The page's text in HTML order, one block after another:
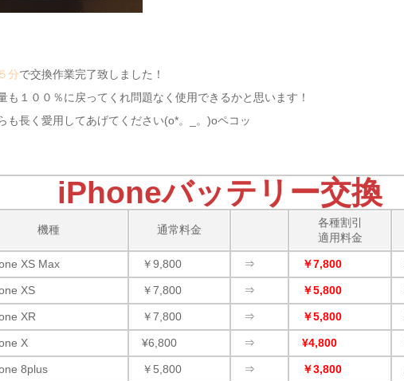
分で交換作業完了致しました！
も１００％に戻ってくれ問題なく使用できるかと思います！
も長く愛用してあげてください(o*。_。)oペコッ
iPhoneバッテリー交換
機種 通常料金
各種割引
適用料金
XS Max ￥9,800 ⇒ ￥7,800
XS ￥7,800 ⇒ ￥5,800
XR ￥7,800 ⇒ ￥5,800
X ¥6,800 ⇒ ¥4,800
8plus ￥5,800 ⇒ ￥3,800